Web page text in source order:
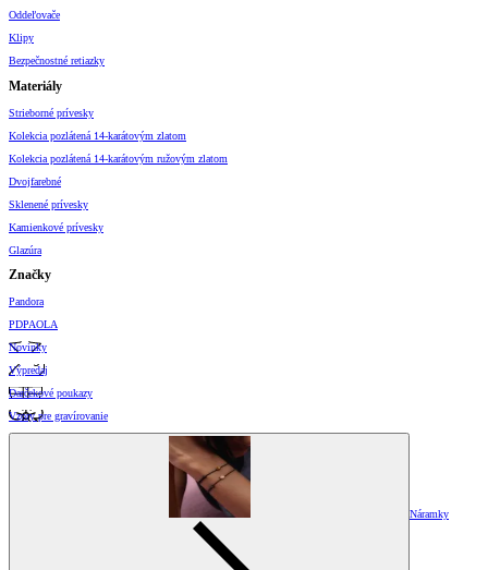
Oddeľovače
Klipy
Bezpečnostné retiazky
Materiály
Strieborné prívesky
Kolekcia pozlátená 14-karátovým zlatom
Kolekcia pozlátená 14-karátovým ružovým zlatom
Dvojfarebné
Sklenené prívesky
Kamienkové prívesky
Glazúra
Značky
Pandora
PDPAOLA
Novinky
Výpredaj
Darčekové poukazy
Vzory pre gravírovanie
Náramky